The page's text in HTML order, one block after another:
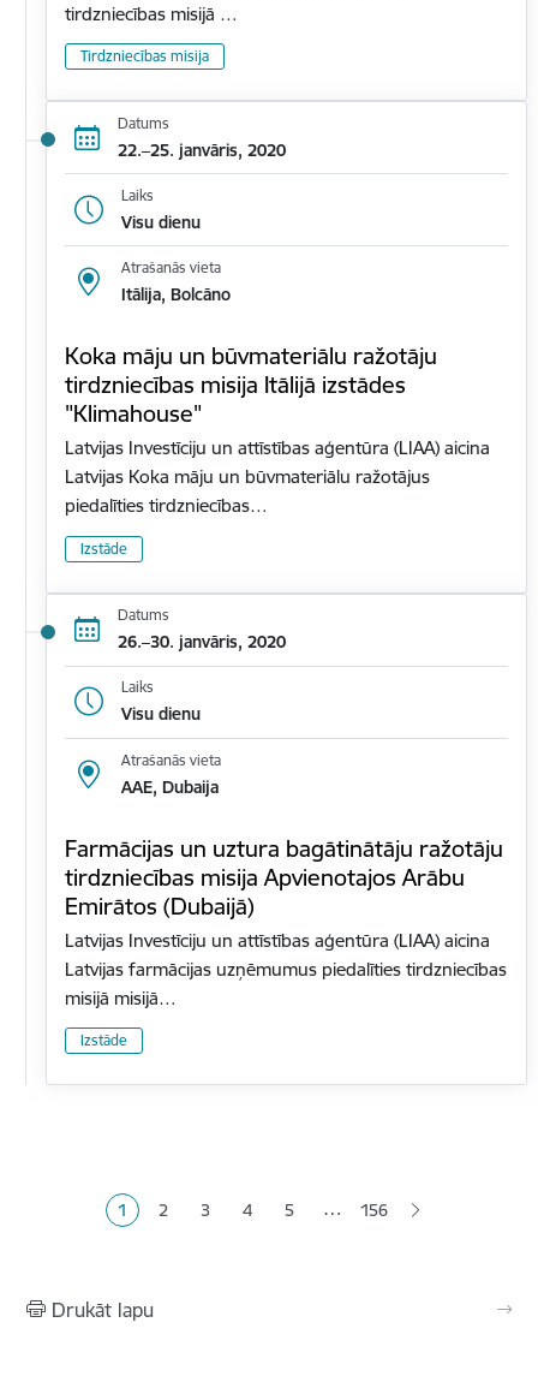
tirdzniecības misijā …
Tirdzniecības misija
Datums
22.–25. janvāris, 2020
Laiks
Visu dienu
Atrašanās vieta
Itālija, Bolcāno
Koka māju un būvmateriālu ražotāju
tirdzniecības misija Itālijā izstādes
"Klimahouse"
Latvijas Investīciju un attīstības aģentūra (LIAA) aicina
Latvijas Koka māju un būvmateriālu ražotājus
piedalīties tirdzniecības…
Izstāde
Datums
26.–30. janvāris, 2020
Laiks
Visu dienu
Atrašanās vieta
AAE, Dubaija
Farmācijas un uztura bagātinātāju ražotāju
tirdzniecības misija Apvienotajos Arābu
Emirātos (Dubaijā)
Latvijas Investīciju un attīstības aģentūra (LIAA) aicina
Latvijas farmācijas uzņēmumus piedalīties tirdzniecības
misijā misijā…
Izstāde
Pašreizējā lapa
1 Lapa
2 Lapa
3 Lapa
4 Lapa
5 … 156
Drukāt lapu